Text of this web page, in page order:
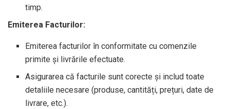
timp.
Emiterea Facturilor:
Emiterea facturilor în conformitate cu comenzile
primite și livrările efectuate.
Asigurarea că facturile sunt corecte și includ toate
detaliile necesare (produse, cantități, prețuri, date de
livrare, etc.).